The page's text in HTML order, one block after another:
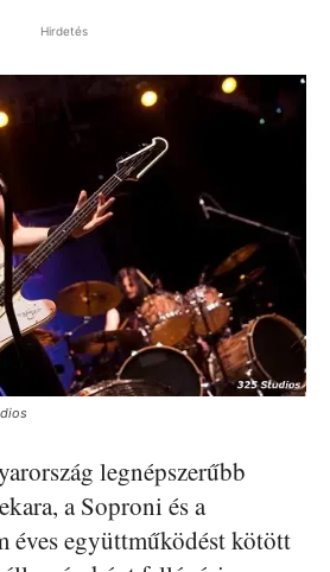
Hirdetés
legnépszerűbb
a Soproni és a
éves együttműködést kötött